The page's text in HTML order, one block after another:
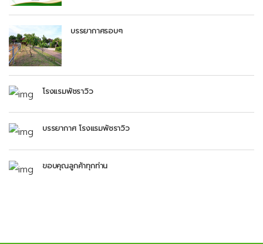
บรรยากาศรอบๆ
โรงแรมพัชราวิว
บรรยากาศ โรงแรมพัชราวิว
ขอบคุณลูกค้าทุกท่าน